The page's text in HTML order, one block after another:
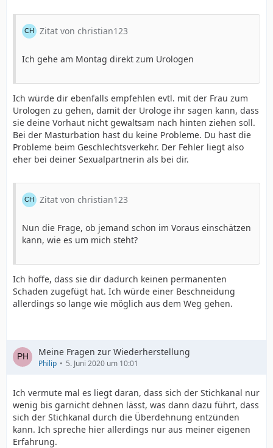
Zitat von christian123
Ich gehe am Montag direkt zum Urologen
Ich würde dir ebenfalls empfehlen evtl. mit der Frau zum
Urologen zu gehen, damit der Urologe ihr sagen kann, dass
sie deine Vorhaut nicht gewaltsam nach hinten ziehen soll.
Bei der Masturbation hast du keine Probleme. Du hast die
Probleme beim Geschlechtsverkehr. Der Fehler liegt also
eher bei deiner Sexualpartnerin als bei dir.
Zitat von christian123
Nun die Frage, ob jemand schon im Voraus einschätzen
kann, wie es um mich steht?
Ich hoffe, dass sie dir dadurch keinen permanenten
Schaden zugefügt hat. Ich würde einer Beschneidung
allerdings so lange wie möglich aus dem Weg gehen.
Meine Fragen zur Wiederherstellung
Philip 5. Juni 2020 um 10:01
Ich vermute mal es liegt daran, dass sich der Stichkanal nur
wenig bis garnicht dehnen lässt, was dann dazu führt, dass
sich der Stichkanal durch die Überdehnung entzünden
kann. Ich spreche hier allerdings nur aus meiner eigenen
Erfahrung.